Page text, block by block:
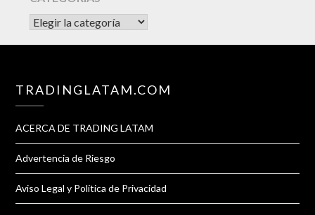
CATEGORÍAS
TRADINGLATAM.COM
ACERCA DE TRADING LATAM
Advertencia de Riesgo
Aviso Legal y Política de Privacidad